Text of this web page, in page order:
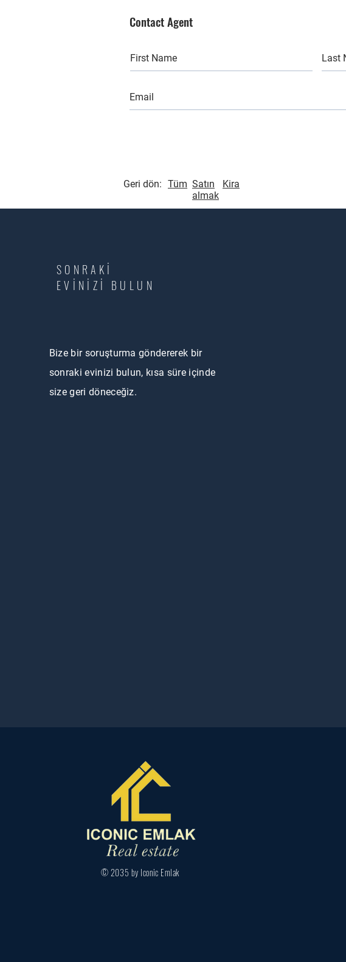
Contact Agent
Geri dön: Tüm Satın
almak
Kira
SONRAKİ
EVİNİZİ BULUN
Bize bir soruşturma göndererek bir
sonraki evinizi bulun, kısa süre içinde
size geri döneceğiz.
© 2035 by Iconic Emlak